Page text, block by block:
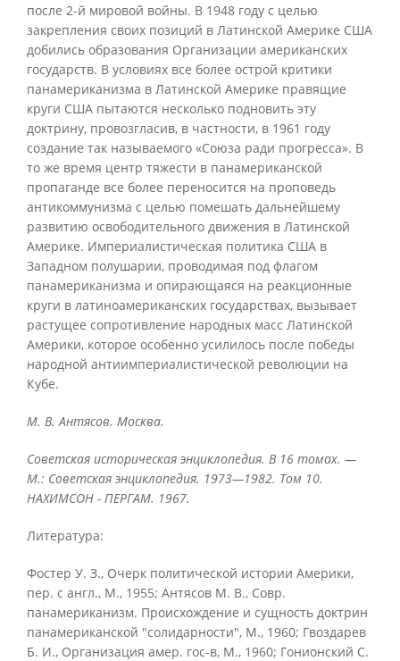
после 2-й мировой войны. В 1948 году с целью
закрепления своих позиций в Латинской Америке США
добились образования Организации американских
государств. В условиях все более острой критики
панамериканизма в Латинской Америке правящие
круги США пытаются несколько подновить эту
доктрину, провозгласив, в частности, в 1961 году
создание так называемого «Союза ради прогресса». В
то же время центр тяжести в панамериканской
пропаганде все более переносится на проповедь
антикоммунизма с целью помешать дальнейшему
развитию освободительного движения в Латинской
Америке. Империалистическая политика США в
Западном полушарии, проводимая под флагом
панамериканизма и опирающаяся на реакционные
круги в латиноамериканских государствах, вызывает
растущее сопротивление народных масс Латинской
Америки, которое особенно усилилось после победы
народной антиимпериалистической революции на
Кубе.
M. В. Антясов. Москва.
Советская историческая энциклопедия. В 16 томах. —
М.: Советская энциклопедия. 1973—1982. Том 10.
НАХИМСОН - ПЕРГАМ. 1967.
Литература:
Фостер У. З., Очерк политической истории Америки,
пер. с англ., М., 1955; Антясов М. В., Совр.
панамериканизм. Происхождение и сущность доктрин
панамериканской "солидарности", М., 1960; Гвоздарев
Б. И., Организация амер. гос-в, М., 1960; Гонионский С.